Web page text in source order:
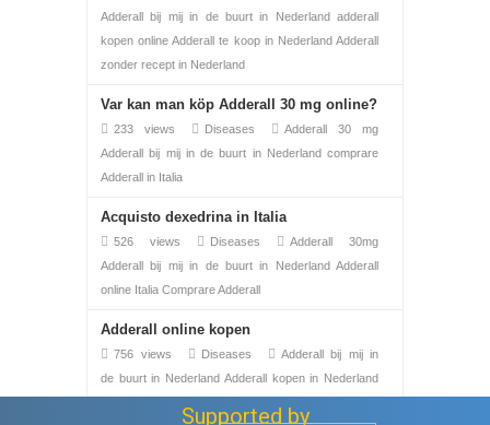
Adderall bij mij in de buurt in Nederland adderall
kopen online Adderall te koop in Nederland Adderall
zonder recept in Nederland
Var kan man köp Adderall 30 mg online?
233 views Diseases
Adderall 30 mg
Adderall bij mij in de buurt in Nederland comprare
Adderall in Italia
Acquisto dexedrina in Italia
526 views Diseases
Adderall 30mg
Adderall bij mij in de buurt in Nederland Adderall
online Italia Comprare Adderall
Adderall online kopen
756 views Diseases
Adderall bij mij in
de buurt in Nederland Adderall kopen in Nederland
Supported by